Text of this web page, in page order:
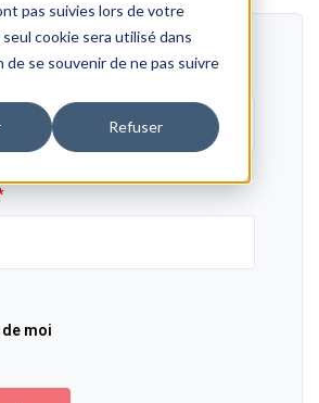
pas suivies lors de votre
cookie sera utilisé dans
se souvenir de ne pas suivre
Refuser
mail
Obligatoire
moi